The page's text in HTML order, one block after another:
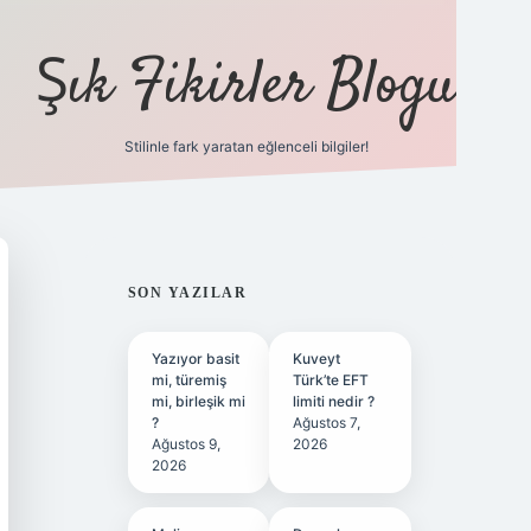
Şık Fikirler Blogu
Stilinle fark yaratan eğlenceli bilgiler!
SIDEBAR
SON YAZILAR
Yazıyor basit
mi, türemiş
mi, birleşik mi
?
Ağustos 9,
2026
Kuveyt
Türk’te EFT
limiti nedir ?
Ağustos 7,
2026